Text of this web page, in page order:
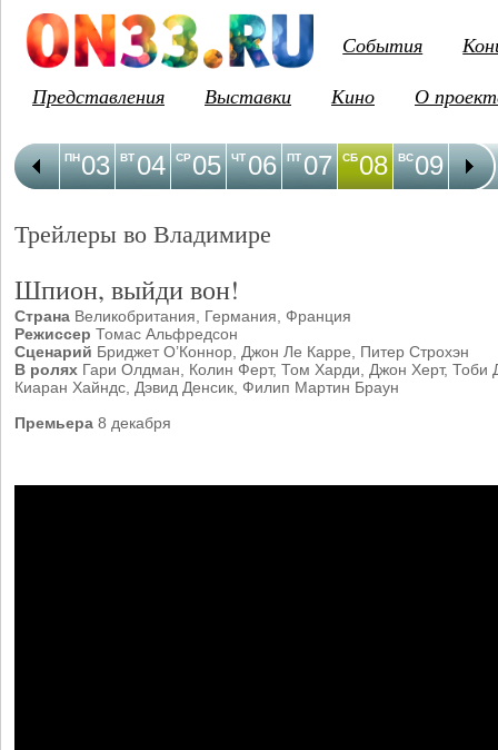
События
Представления
Выставки Кино О
03
ПН 04
ВТ 05
СР 06
ЧТ 07
ПТ 08
СБ 09
ВС 10
ПН
Трейлеры во Владимире
Шпион, выйди вон!
Страна Великобритания, Германия, Франция
Режиссер Томас Альфредсон
Сценарий Бриджет О’Коннор, Джон Ле Карре, Питер Строхэн
В ролях Гари Олдман, Колин Ферт, Том Харди, Джон Херт, Тоби
Киаран Хайндс, Дэвид Денсик, Филип Мартин Браун
Премьера 8 декабря